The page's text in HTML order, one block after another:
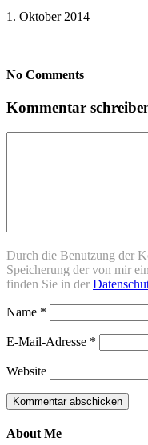
1. Oktober 2014
No Comments
Kommentar
Durch die Benutzung der
Speicherung der von mir
finden Sie in der
Name *
E-Mail-Adresse *
Website
About Me